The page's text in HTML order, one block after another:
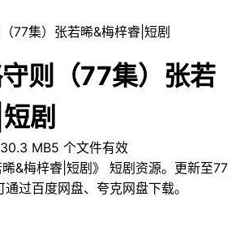
77集）张若晞&梅梓睿|短剧
则（77集）张若
剧
MB5 个文件有效
晞&梅梓睿|短剧》 短剧资源。更新至77
过百度网盘、夸克网盘下载。